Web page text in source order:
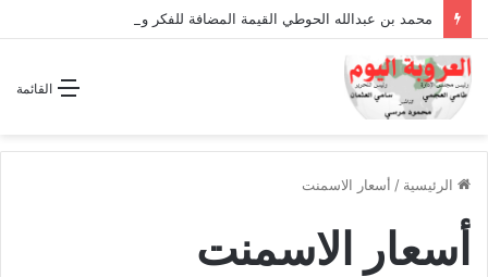
محمد بن عبدالله الحوطي القيمة المضافة للفكر والثقافة والتاريخ !
القائمة
الرئيسية / أسعار الاسمنت
أسعار الاسمنت